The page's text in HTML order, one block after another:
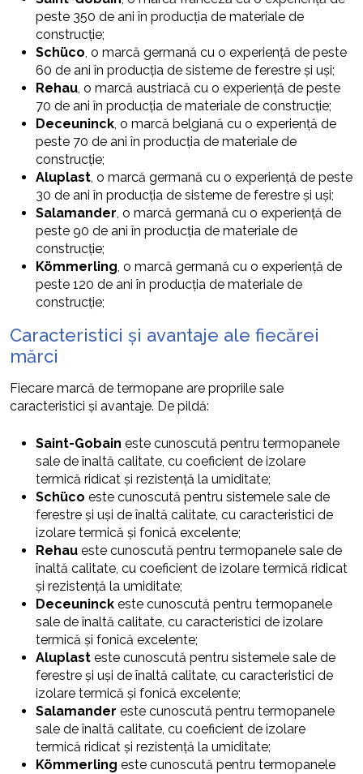
peste 350 de ani în producția de materiale de
construcție;
Schüco, o marcă germană cu o experiență de peste
60 de ani în producția de sisteme de ferestre și uși;
Rehau, o marcă austriacă cu o experiență de peste
70 de ani în producția de materiale de construcție;
Deceuninck, o marcă belgiană cu o experiență de
peste 70 de ani în producția de materiale de
construcție;
Aluplast, o marcă germană cu o experiență de peste
30 de ani în producția de sisteme de ferestre și uși;
Salamander, o marcă germană cu o experiență de
peste 90 de ani în producția de materiale de
construcție;
Kömmerling, o marcă germană cu o experiență de
peste 120 de ani în producția de materiale de
construcție;
Caracteristici și avantaje ale fiecărei
mărci
Fiecare marcă de termopane are propriile sale
caracteristici și avantaje. De pildă:
Saint-Gobain este cunoscută pentru termopanele
sale de înaltă calitate, cu coeficient de izolare
termică ridicat și rezistență la umiditate;
Schüco este cunoscută pentru sistemele sale de
ferestre și uși de înaltă calitate, cu caracteristici de
izolare termică și fonică excelente;
Rehau este cunoscută pentru termopanele sale de
înaltă calitate, cu coeficient de izolare termică ridicat
și rezistență la umiditate;
Deceuninck este cunoscută pentru termopanele
sale de înaltă calitate, cu caracteristici de izolare
termică și fonică excelente;
Aluplast este cunoscută pentru sistemele sale de
ferestre și uși de înaltă calitate, cu caracteristici de
izolare termică și fonică excelente;
Salamander este cunoscută pentru termopanele
sale de înaltă calitate, cu coeficient de izolare
termică ridicat și rezistență la umiditate;
Kömmerling este cunoscută pentru termopanele